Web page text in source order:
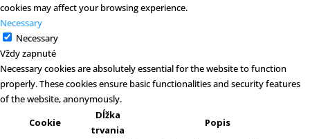
cookies may affect your browsing experience.
Necessary
Necessary
Vždy zapnuté
Necessary cookies are absolutely essential for the website to function
properly. These cookies ensure basic functionalities and security features
of the website, anonymously.
Cookie
Dĺžka
trvania
Popis